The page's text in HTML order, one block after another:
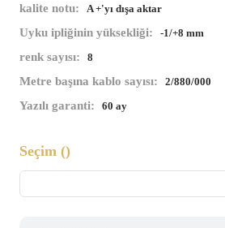
kalite notu: A +'yı dışa aktar
Uyku ipliğinin yüksekliği: -1/+8 mm
renk sayısı: 8
Metre başına kablo sayısı: 2/880/000
Yazılı garanti: 60 ay
Seçim ()